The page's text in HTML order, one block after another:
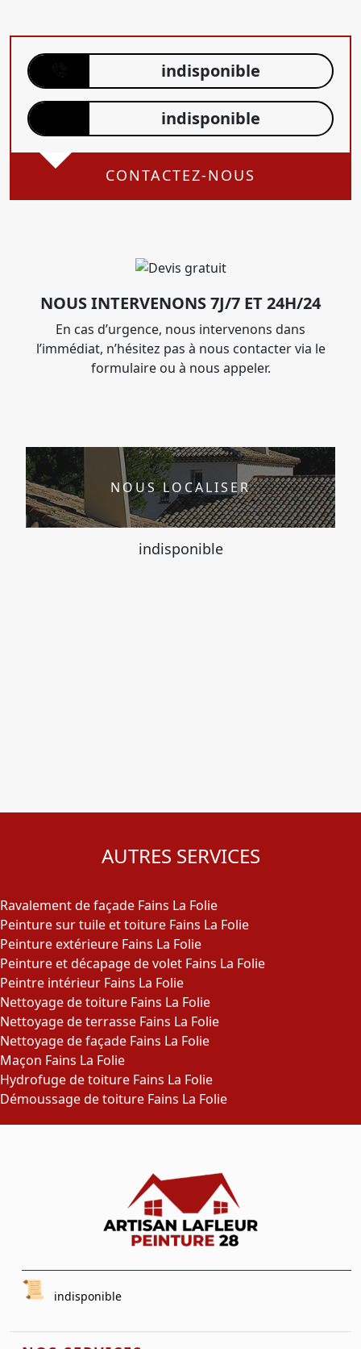
indisponible
indisponible
CONTACTEZ-NOUS
NOUS INTERVENONS 7J/7 ET 24H/24
En cas d’urgence, nous intervenons dans
l’immédiat, n’hésitez pas à nous contacter via le
formulaire ou à nous appeler.
NOUS LOCALISER
indisponible
AUTRES SERVICES
Ravalement de façade Fains La Folie
Peinture sur tuile et toiture Fains La Folie
Peinture extérieure Fains La Folie
Peinture et décapage de volet Fains La Folie
Peintre intérieur Fains La Folie
Nettoyage de toiture Fains La Folie
Nettoyage de terrasse Fains La Folie
Nettoyage de façade Fains La Folie
Maçon Fains La Folie
Hydrofuge de toiture Fains La Folie
Démoussage de toiture Fains La Folie
indisponible